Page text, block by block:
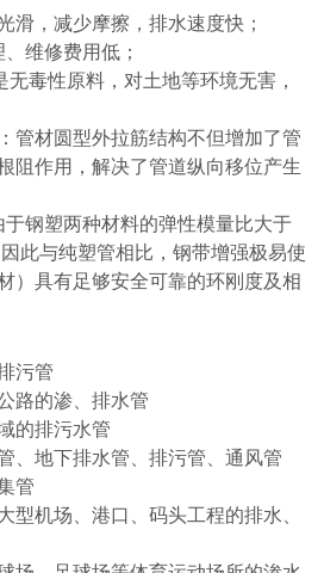
滑，减少摩擦，排水速度快；
维修费用低；
无毒性原料，对土地等环境无害，
管材圆型外拉筋结构不但增加了管
阻作用，解决了管道纵向移位产生
钢塑两种材料的弹性模量比大于
此与纯塑管相比，钢带增强极易使
）具有足够安全可靠的环刚度及相
污管
路的渗、排水管
的排污水管
、地下排水管、排污管、通风管
管
型机场、港口、码头工程的排水、